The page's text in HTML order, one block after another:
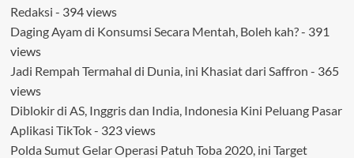
Redaksi - 394 views
Daging Ayam di Konsumsi Secara Mentah, Boleh kah?- 391
views
Jadi Rempah Termahal di Dunia, ini Khasiat dari Saffron - 365
views
Diblokir di AS, Inggris dan India, Indonesia Kini Peluang Pasar
Aplikasi TikTok- 323 views
Polda Sumut Gelar Operasi Patuh Toba 2020, ini Target